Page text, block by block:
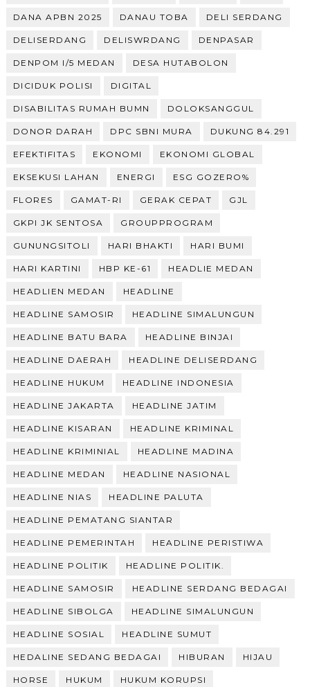
DANA APBN 2025 DANAU TOBA DELI SERDANG
DELISERDANG DELISWRDANG DENPASAR
DENPOM I/5 MEDAN DESA HUTABOLON
DICIDUK POLISI DIGITAL
DISABILITAS RUMAH BUMN DOLOKSANGGUL
DONOR DARAH DPC SBNI MURA DUKUNG 84.291
EFEKTIFITAS EKONOMI EKONOMI GLOBAL
EKSEKUSI LAHAN ENERGI ESG GOZERO%
FLORES GAMAT-RI GERAK CEPAT GJL
GKPI JK SENTOSA GROUPPROGRAM
GUNUNGSITOLI HARI BHAKTI HARI BUMI
HARI KARTINI HBP KE-61 HEADLIE MEDAN
HEADLIEN MEDAN HEADLINE
HEADLINE SAMOSIR HEADLINE SIMALUNGUN
HEADLINE BATU BARA HEADLINE BINJAI
HEADLINE DAERAH HEADLINE DELISERDANG
HEADLINE HUKUM HEADLINE INDONESIA
HEADLINE JAKARTA HEADLINE JATIM
HEADLINE KISARAN HEADLINE KRIMINAL
HEADLINE KRIMINIAL HEADLINE MADINA
HEADLINE MEDAN HEADLINE NASIONAL
HEADLINE NIAS HEADLINE PALUTA
HEADLINE PEMATANG SIANTAR
HEADLINE PEMERINTAH HEADLINE PERISTIWA
HEADLINE POLITIK HEADLINE POLITIK.
HEADLINE SAMOSIR HEADLINE SERDANG BEDAGAI
HEADLINE SIBOLGA HEADLINE SIMALUNGUN
HEADLINE SOSIAL HEADLINE SUMUT
HEDALINE SEDANG BEDAGAI HIBURAN HIJAU
HORSE HUKUM HUKUM KORUPSI